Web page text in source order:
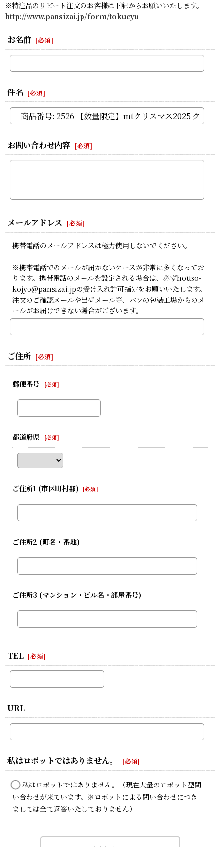
※特注品のリピート注文のお客様は下記からお願いいたします。
http://www.pansizai.jp/form/tokucyu
お名前 [必須]
件名 [必須]
お問い合わせ内容 [必須]
メールアドレス [必須]
携帯電話のメールアドレスは極力使用しないでください。
※携帯電話でのメールが届かないケースが非常に多くなってお
ります。携帯電話のメールを設定される場合は、必ずhouso-
kojyo@pansizai.jpの受け入れ許可指定をお願いいたします。
注文のご確認メールや出荷メール等、パンの包装工場からのメ
ールがお届けできない場合がございます。
ご住所 [必須]
郵便番号 [必須]
都道府県 [必須]
ご住所1 (市区町村郡) [必須]
ご住所2 (町名・番地)
ご住所3 (マンション・ビル名・部屋番号)
TEL [必須]
URL
私はロボットではありません。 [必須]
私はロボットではありません。（現在大量のロボット型問
い合わせが来ています。※ロボットによる問い合わせにつき
ましては全て返答いたしておりません）